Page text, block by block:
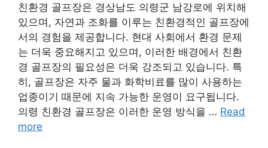
친환경 골프장은 경상남도 의령군 남강로에 위치해
있으며, 자연과 조화를 이루는 친환경적인 골프장에
서의 경험을 제공합니다. 현대 사회에서 환경 문제
는 더욱 중요해지고 있으며, 이러한 배경에서 친환
경 골프장의 필요성은 더욱 강조되고 있습니다. 특
히, 골프장은 자주 물과 화학비료를 많이 사용하는
업종이기 때문에 지속 가능한 운영이 요구됩니다.
의령 친환경 골프장은 이러한 운영 방식을 … Read
more